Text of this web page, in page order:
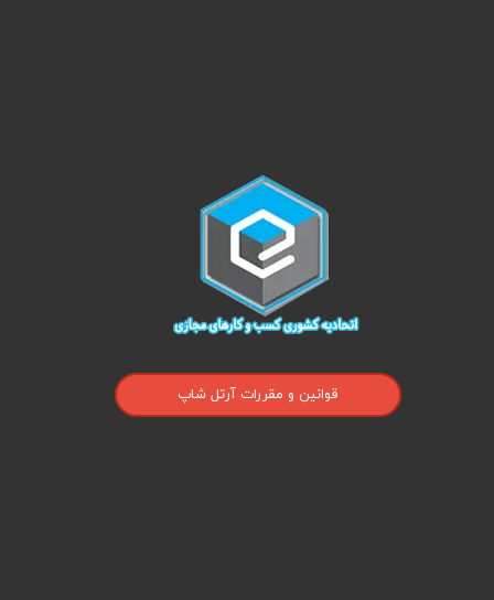
قوانین و مقررات آرتل شاپ